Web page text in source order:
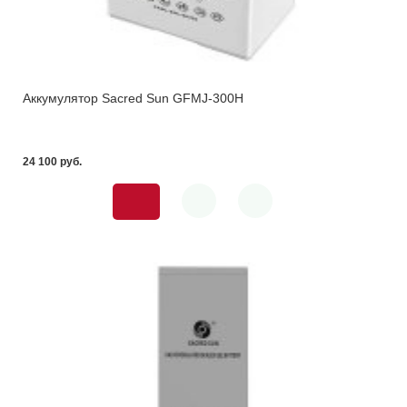
Аккумулятор Sacred Sun GFMJ-300H
24 100 pуб.